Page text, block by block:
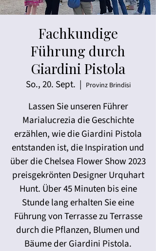
Fachkundige
Führung durch
Giardini Pistola
So., 20. Sept.
  |
Provinz Brindisi
Lassen Sie unseren Führer
Marialucrezia die Geschichte
erzählen, wie die Giardini Pistola
entstanden ist, die Inspiration und
über die Chelsea Flower Show 2023
preisgekrönten Designer Urquhart
Hunt. Über 45 Minuten bis eine
Stunde lang erhalten Sie eine
Führung von Terrasse zu Terrasse
durch die Pflanzen, Blumen und
Bäume der Giardini Pistola.